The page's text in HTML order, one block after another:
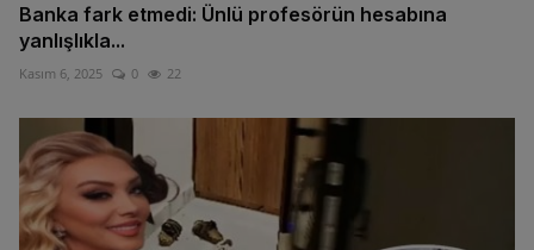
Banka fark etmedi: Ünlü profesörün hesabına
yanlışlıkla...
Kasım 6, 2025 0 22